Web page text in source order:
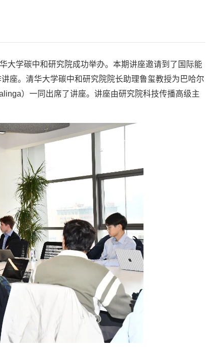
大学碳中和研究院成功举办。本期讲座邀请到了国际能
座。清华大学碳中和研究院院长助理鲁玺教授为巴哈尔
）一同出席了讲座。讲座由研究院科技传播高级主